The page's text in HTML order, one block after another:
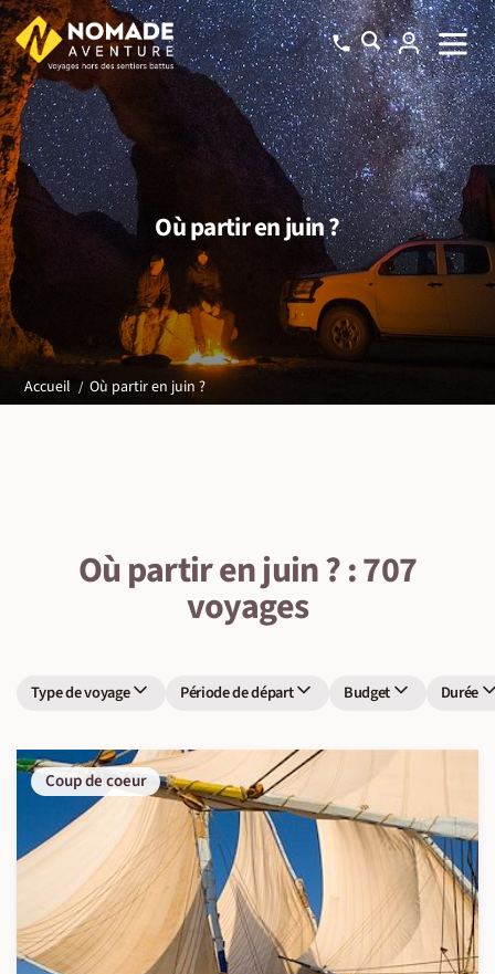
Où partir en juin ?
Accueil Où partir en juin ?
Où partir en juin ? : 707
voyages
Type de voyage Période de départ Budget Durée
Coup de coeur